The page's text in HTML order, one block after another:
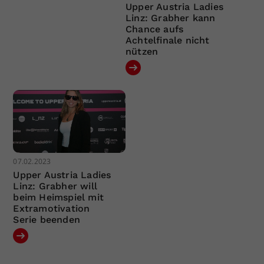
Upper Austria Ladies
Linz: Grabher kann
Chance aufs
Achtelfinale nicht
nützen
07.02.2023
Upper Austria Ladies
Linz: Grabher will
beim Heimspiel mit
Extramotivation
Serie beenden